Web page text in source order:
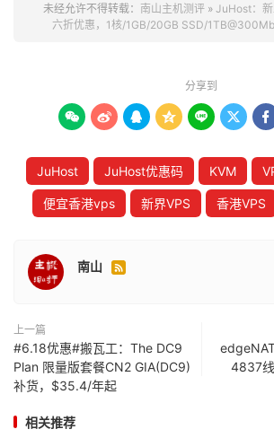
未经允许不得转载： 南山主机测评 » JuHost：新
六折优惠，1核/1GB/20GB SSD/
分享到
      
JuHost JuHost优惠码 KVM
便宜香港vps 新界VPS 香港VPS
南山 
上一篇
#6.18优惠#搬瓦工：The DC9
Plan 限量版套餐CN2 GIA(DC9)
补货，$35.4/年起
4837
相关推荐